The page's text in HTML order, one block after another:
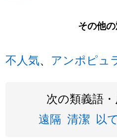
その他
不人気、 アンポピュ
次の類義語
遠隔 清潔 以